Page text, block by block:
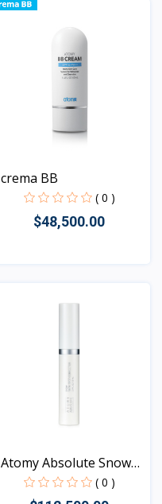
crema BB
( 0 )
$48,500.00
Atomy Absolute Snow
Dar...
( 0 )